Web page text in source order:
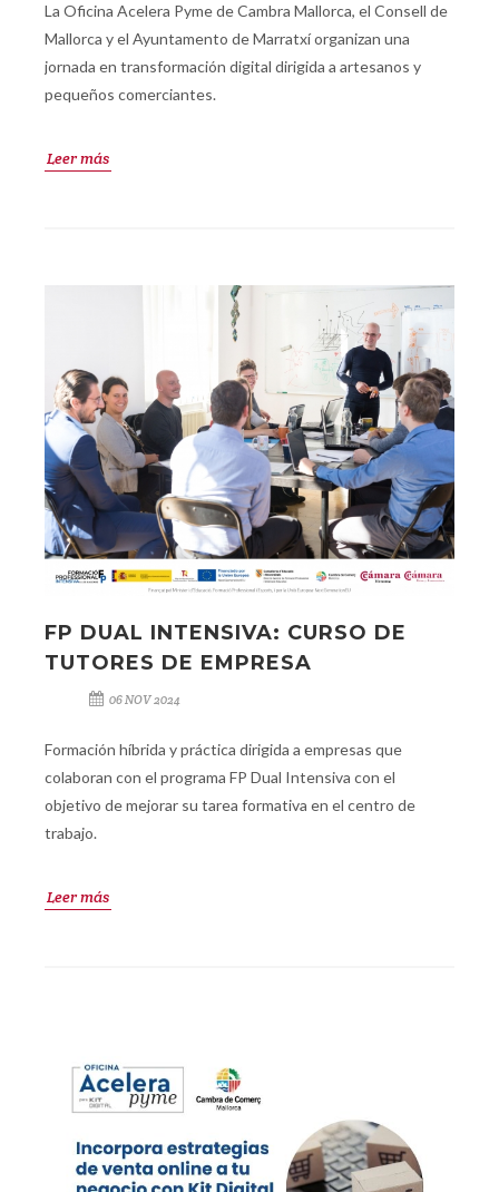
La Oficina Acelera Pyme de Cambra Mallorca, el Consell de
Mallorca y el Ayuntamento de Marratxí organizan una
jornada en transformación digital dirigida a artesanos y
pequeños comerciantes.
Leer más
FP DUAL INTENSIVA: CURSO DE
TUTORES DE EMPRESA
06 NOV 2024
Formación híbrida y práctica dirigida a empresas que
colaboran con el programa FP Dual Intensiva con el
objetivo de mejorar su tarea formativa en el centro de
trabajo.
Leer más